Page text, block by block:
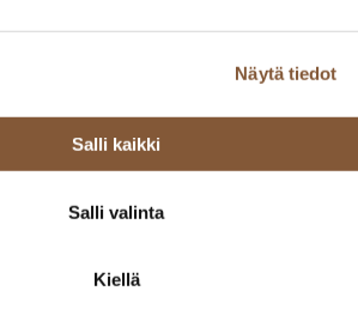
Näytä tiedot
Salli kaikki
Salli valinta
Kiellä
ravintolapalveluiden
keräämiämme tietoja
kehittämiseen.
käyttäminen
voi pyytää tietoa